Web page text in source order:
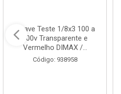
Chave Teste 1/8x3 100 a
500v Transparente e
Vermelho DIMAX /...
Código: 938958